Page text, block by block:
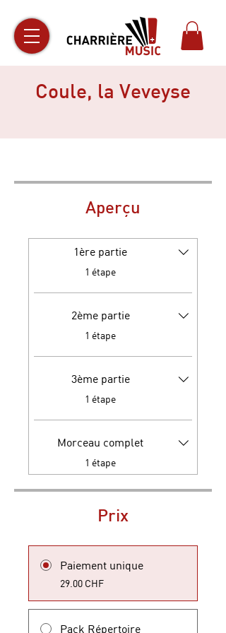
Coule, la Veveyse
Aperçu
1ère partie
1 étape
2ème partie
1 étape
3ème partie
1 étape
Morceau complet
1 étape
Prix
Paiement unique
29.00 CHF
Pack Répertoire